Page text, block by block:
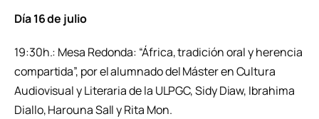
Día 16 de julio
19:30h.: Mesa Redonda: “África, tradición oral y herencia
compartida”, por el alumnado del Máster en Cultura
Audiovisual y Literaria de la ULPGC, Sidy Diaw, Ibrahima
Diallo, Harouna Sall y Rita Mon.